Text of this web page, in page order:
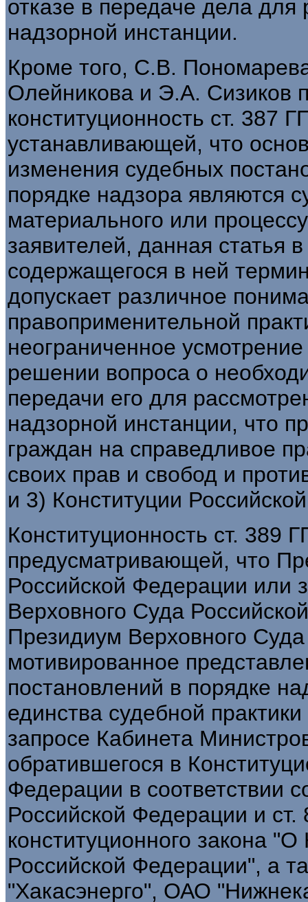
отказе в передаче дела для
надзорной инстанции.
Кроме того, С.В.
Олейникова и Э.А. Сизиков
конституционность ст. 387
устанавливающей, что
изменения судебных
порядке надзора являются
материального или
заявителей, данная статья
содержащегося в ней
допускает различное
правоприменительной
неограниченное
решении вопроса о
передачи его для
надзорной инстанции, что
граждан на справедливое
своих прав и свобод и
и 3) Конституции
Конституционность ст. 389
предусматривающей, что
Российской Федерации или
Верховного Суда
Президиум Верховного
мотивированное
постановлений в порядке
единства судебной
запросе Кабинета
обратившегося в
Федерации в соответствии
Российской Федерации и
конституционного закона
Российской Федерации", а
"Хакасэнерго", ОАО